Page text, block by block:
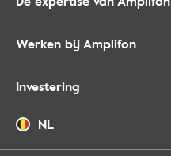
Werken bij Amplifon
Investering
NL